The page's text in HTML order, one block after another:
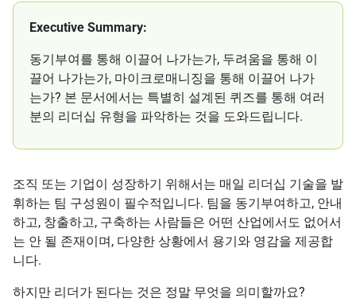
Executive Summary:
동기부여를 통해 이끌어 나가는가, 두려움을 통해 이
끌어 나가는가, 마이크로매니징을 통해 이끌어 나가
는가? 본 문서에서는 특별히 설계된 퀴즈를 통해 여러
분의 리더십 유형을 파악하는 것을 도와드립니다.
조직 또는 기업이 성장하기 위해서는 매일 리더십 기술을 발
휘하는 팀 구성원이 필수적입니다. 팀을 동기부여하고, 안내
하고, 창출하고, 구축하는 사람들은 어떤 산업에서도 없어서
는 안 될 존재이며, 다양한 상황에서 용기와 영감을 제공합
니다.
하지만 리더가 된다는 것은 정말 무엇을 의미할까요?